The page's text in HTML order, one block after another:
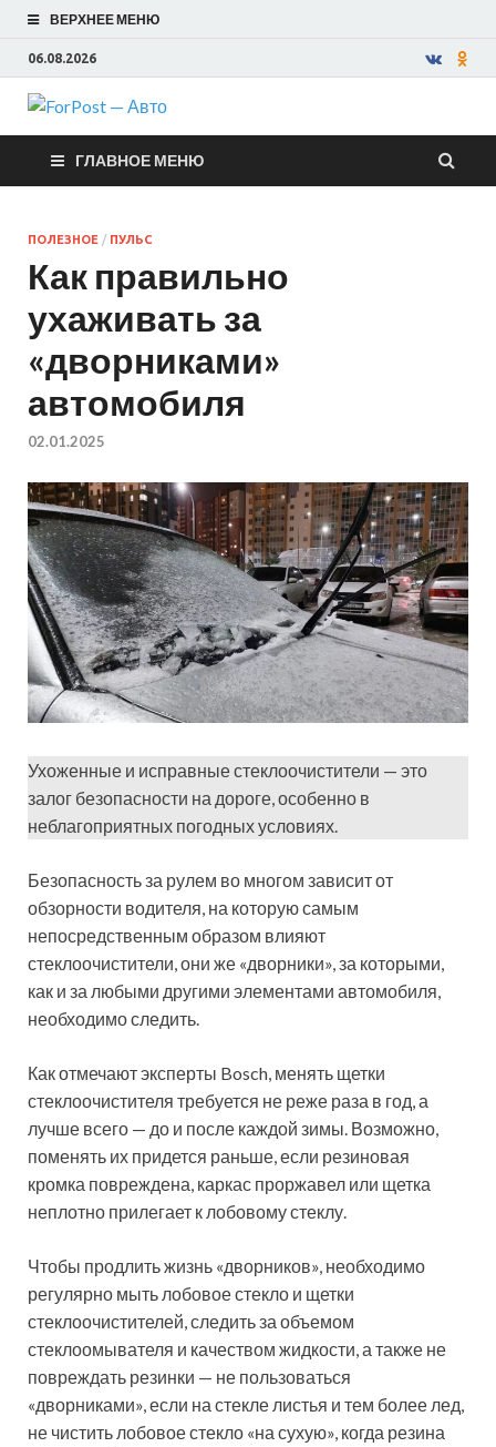
ВЕРХНЕЕ МЕНЮ
06.08.2026
ForPost —
Авто
ГЛАВНОЕ МЕНЮ
ПОЛЕЗНОЕ / ПУЛЬС
Как правильно
ухаживать за
«дворниками»
автомобиля
02.01.2025
Ухоженные и исправные стеклоочистители — это
залог безопасности на дороге, особенно в
неблагоприятных погодных условиях.
Безопасность за рулем во многом зависит от
обзорности водителя, на которую самым
непосредственным образом влияют
стеклоочистители, они же «дворники», за которыми,
как и за любыми другими элементами автомобиля,
необходимо следить.
Как отмечают эксперты Bosch, менять щетки
стеклоочистителя требуется не реже раза в год, а
лучше всего — до и после каждой зимы. Возможно,
поменять их придется раньше, если резиновая
кромка повреждена, каркас проржавел или щетка
неплотно прилегает к лобовому стеклу.
Чтобы продлить жизнь «дворников», необходимо
регулярно мыть лобовое стекло и щетки
стеклоочистителей, следить за объемом
стеклоомывателя и качеством жидкости, а также не
повреждать резинки — не пользоваться
«дворниками», если на стекле листья и тем более лед,
не чистить лобовое стекло «на сухую», когда резина